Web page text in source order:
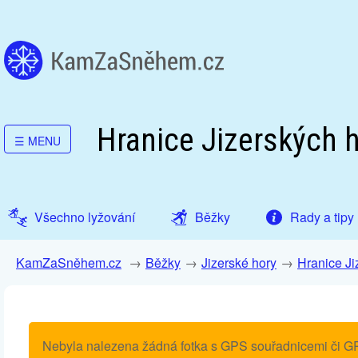
☰ MENU Hranice Jizerských
Všechno lyžování Běžky Rady a tipy
KamZaSněhem.cz Běžky Jizerské hory Hranice
Nebyla nalezena žádná fotka s GPS souřadnicemi či